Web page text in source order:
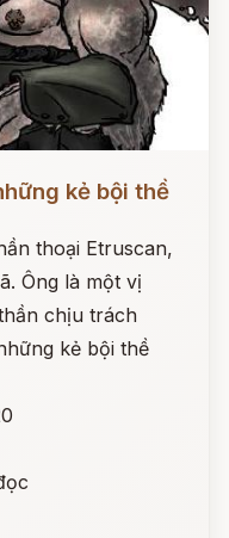
kẻ bội thề
thoại Etruscan,
Ông là một vị
chịu trách
kẻ bội thề